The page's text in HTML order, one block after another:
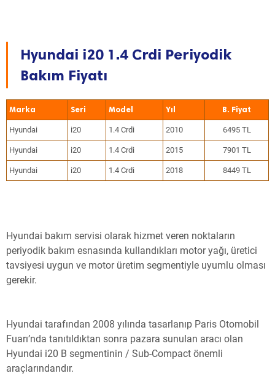
Hyundai i20 1.4 Crdi Periyodik
Bakım Fiyatı
Marka Seri Model Yıl
Hyundai i20 1.4 Crdi 2010 6495 TL
Hyundai i20 1.4 Crdi 2015 7901 TL
Hyundai i20 1.4 Crdi 2018 8449 TL
Hyundai bakım servisi olarak hizmet veren noktaların
periyodik bakım esnasında kullandıkları motor yağı, üretici
tavsiyesi uygun ve motor üretim segmentiyle uyumlu olması
gerekir.
Hyundai tarafından 2008 yılında tasarlanıp Paris Otomobil
Fuarı’nda tanıtıldıktan sonra pazara sunulan aracı olan
Hyundai i20 B segmentinin / Sub-Compact önemli
araçlarındandır.